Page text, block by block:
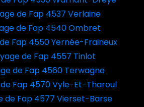
de Fap 4537 Verlaine
de Fap 4540 Ombret
Fap 4550 Yernée-Fraineux
de Fap 4557 Tinlot
de Fap 4560 Terwagne
Fap 4570 Vyle-Et-Tharoul
de Fap 4577 Vierset-Barse